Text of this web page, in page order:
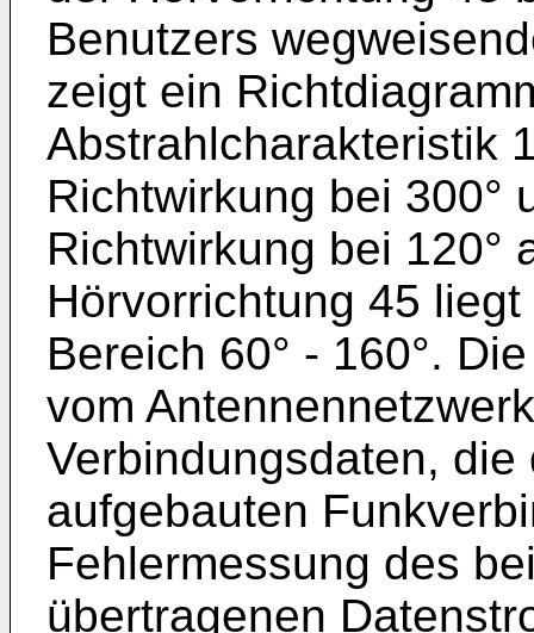
Benutzers
zeigt ein
Abstrahlcharakteristik
Richtwirkung bei 300°
Richtwirkung bei 120°
Hörvorrichtung 45
Bereich 60° - 160°.
vom
Verbindungsdaten,
aufgebauten
Fehlermessung des
übertragenen